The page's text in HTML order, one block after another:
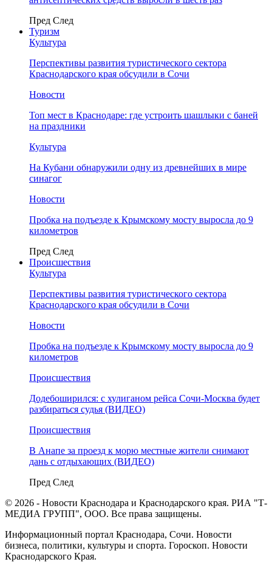
Пред След
Туризм
Культура
Перспективы развития туристического сектора
Краснодарского края обсудили в Сочи
Новости
Топ мест в Краснодаре: где устроить шашлыки с баней
на праздники
Культура
На Кубани обнаружили одну из древнейших в мире
синагог
Новости
Пробка на подъезде к Крымскому мосту выросла до 9
километров
Пред След
Происшествия
Культура
Перспективы развития туристического сектора
Краснодарского края обсудили в Сочи
Новости
Пробка на подъезде к Крымскому мосту выросла до 9
километров
Происшествия
Додебоширился: с хулиганом рейса Сочи-Москва будет
разбираться судья (ВИДЕО)
Происшествия
В Анапе за проезд к морю местные жители снимают
дань с отдыхающих (ВИДЕО)
Пред След
© 2026 - Новости Краснодара и Краснодарского края. РИА "Т-
МЕДИА ГРУПП", ООО. Все права защищены.
Информационный портал Краснодара, Сочи. Новости
бизнеса, политики, культуры и спорта. Гороскоп. Новости
Краснодарского Края.